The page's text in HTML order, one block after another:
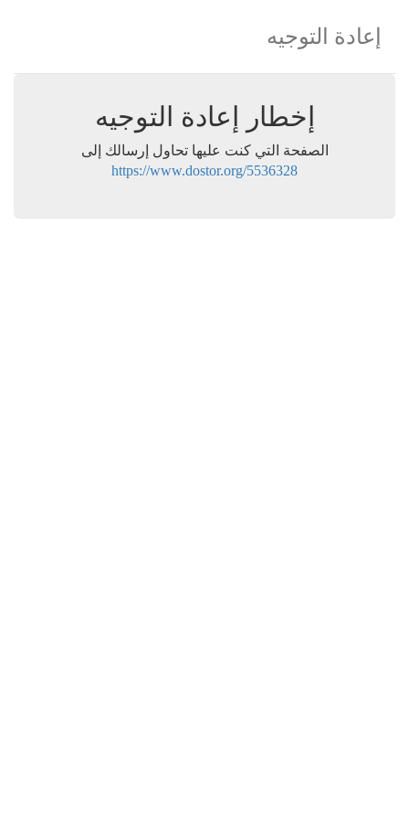
إعادة التوجيه
إخطار إعادة التوجيه
الصفحة التي كنت عليها تحاول إرسالك إلى
https://www.dostor.org/5536328